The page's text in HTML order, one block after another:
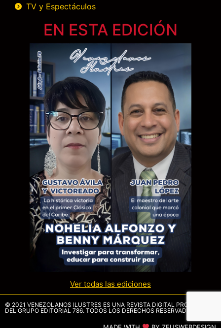
TV y Espectáculos
EN ESTA EDICIÓN
Ver todas las ediciones
© 2021 VENEZOLANOS ILUSTRES ES UNA REVISTA DIGITAL PROPIEDAD
DEL GRUPO EDITORIAL 786. TODOS LOS DERECHOS RESERVADOS.